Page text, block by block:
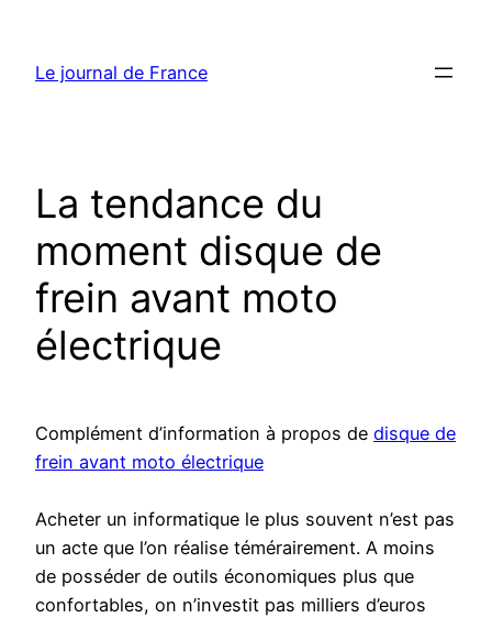
contenu
Le journal de France
La tendance du
moment disque de
frein avant moto
électrique
Complément d’information à propos de disque de
frein avant moto électrique
Acheter un informatique le plus souvent n’est pas
un acte que l’on réalise témérairement. A moins
de posséder de outils économiques plus que
confortables, on n’investit pas milliers d’euros